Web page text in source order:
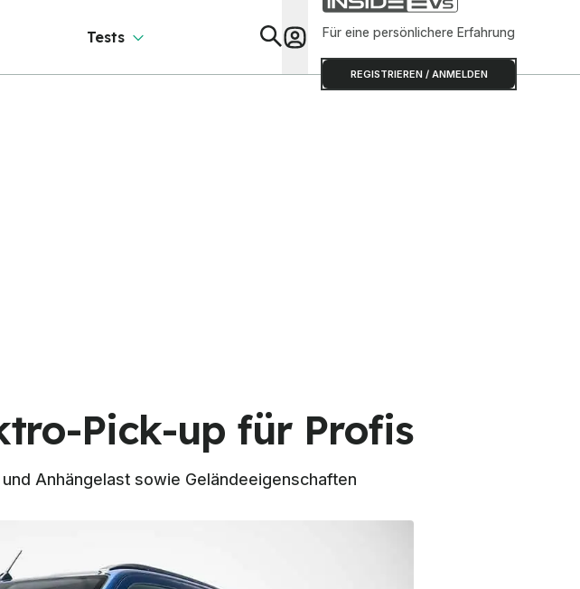
Tests Für eine persönlichere Erfahrung
REGISTRIEREN / ANMELDEN
Pick-up für Profis
Anhängelast sowie Geländeeigenschaften